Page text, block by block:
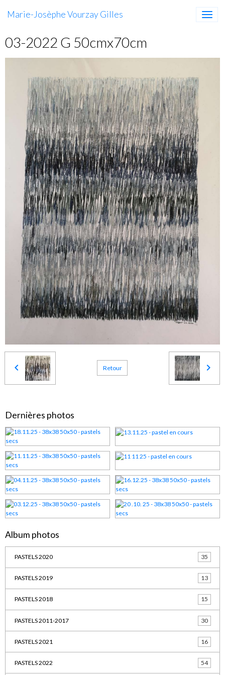
Marie-Josèphe Vourzay Gilles
03-2022 G 50cmx70cm
Retour
Dernières photos
Album photos
PASTELS 2020 35
PASTELS 2019 13
PASTELS 2018 15
PASTELS 2011-2017 30
PASTELS 2021 16
PASTELS 2022 54